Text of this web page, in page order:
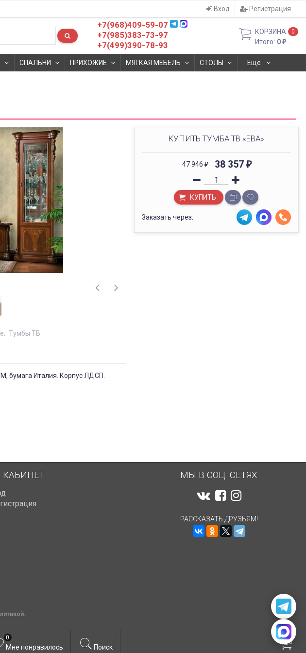
Вход Регистрация
+7(968)409-59-07
+7(985)383-73-97
+7(499)390-78-93
КОРЗИНА 0
Итого: 0₽
СПАЛЬНИ ПРИХОЖИЕ МЯГКАЯ МЕБЕЛЬ СТОЛЫ Ещё
КУПИТЬ ТУМБА ТВ «ЕВА»
47 946₽ 38 357₽
КУПИТЬ
Заказать через:
Тумбы ТВ
бумага Италия. Корпус ЛДСП.
МЫ В СОЦ. СЕТЯХ
РАССКАЗАТЬ ДРУЗЬЯМ!
.
Мне понравилось
0
Поиск